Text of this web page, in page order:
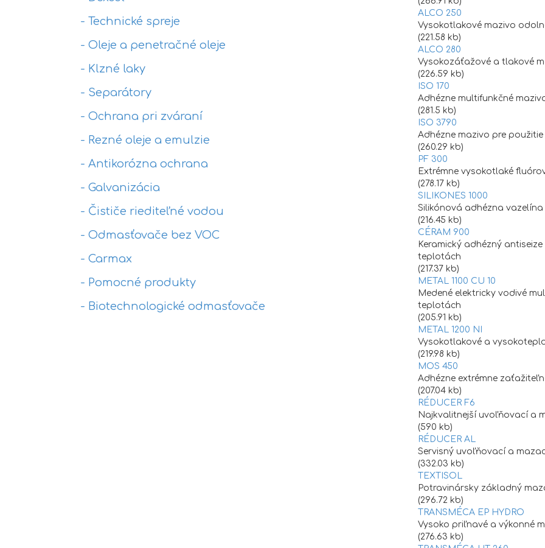
- Technické spreje
- Oleje a penetračné oleje
- Klzné laky
- Separátory
- Ochrana pri zváraní
- Rezné oleje a emulzie
- Antikorózna ochrana
- Galvanizácia
- Čističe riediteľné vodou
- Odmasťovače bez VOC
- Carmax
- Pomocné produkty
- Biotechnologické odmasťovače
ALCO 250
Vysokotlakové mazivo
(221.58 kb)
ALCO 280
Vysokozáťažové a tlakové
(226.59 kb)
ISO 170
Adhézne multifunkčné
(281.5 kb)
ISO 3790
Adhézne mazivo pre
(260.29 kb)
PF 300
Extrémne vysokotlaké
(278.17 kb)
SILIKONES 1000
Silikónová adhézna vazelína
(216.45 kb)
CÉRAM 900
Keramický adhézný
teplotách
(217.37 kb)
METAL 1100 CU 10
Medené elektricky vodivé
teplotách
(205.91 kb)
METAL 1200 NI
Vysokotlakové a
(219.98 kb)
MOS 450
Adhézne extrémne
(207.04 kb)
RÉDUCER F6
Najkvalitnejší uvoľňovací a
(590 kb)
RÉDUCER AL
Servisný uvoľňovací a
(332.03 kb)
TEXTISOL
Potravinársky základný
(296.72 kb)
TRANSMÉCA EP HYDRO
Vysoko priľnavé a výkonné
(276.63 kb)